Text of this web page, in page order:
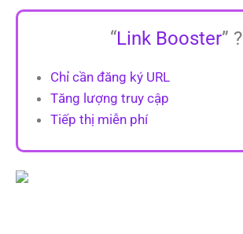
“Link Booster” ?
Chỉ cần đăng ký URL
Tăng lượng truy cập
Tiếp thị miễn phí